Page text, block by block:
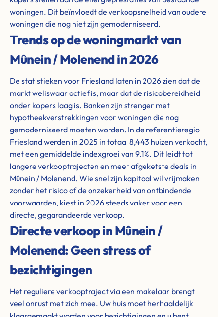
woningen. Dit beïnvloedt de verkoopsnelheid van oudere
woningen die nog niet zijn gemoderniseerd.
Trends op de woningmarkt van
Mûnein / Molenend in 2026
De statistieken voor Friesland laten in 2026 zien dat de
markt weliswaar actief is, maar dat de risicobereidheid
onder kopers laag is. Banken zijn strenger met
hypotheekverstrekkingen voor woningen die nog
gemoderniseerd moeten worden. In de referentieregio
Friesland werden in 2025 in totaal 8,443 huizen verkocht,
met een gemiddelde indexgroei van 9.1%. Dit leidt tot
langere verkooptrajecten en meer afgeketste deals in
Mûnein / Molenend. Wie snel zijn kapitaal wil vrijmaken
zonder het risico of de onzekerheid van ontbindende
voorwaarden, kiest in 2026 steeds vaker voor een
directe, gegarandeerde verkoop.
Directe verkoop in Mûnein /
Molenend: Geen stress of
bezichtigingen
Het reguliere verkooptraject via een makelaar brengt
veel onrust met zich mee. Uw huis moet herhaaldelijk